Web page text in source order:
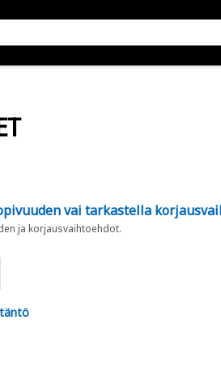
vai tarkastella
ja korjausvaihtoehdot.